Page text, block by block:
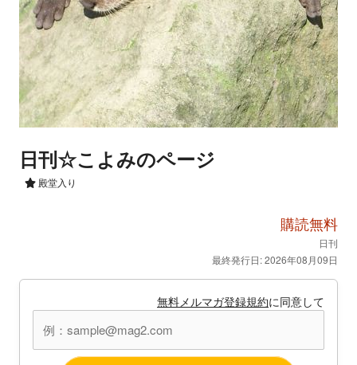
日刊☆こよみのページ
殿堂入り
購読無料
日刊
最終発行日: 2026年08月09日
無料メルマガ登録規約に同意して